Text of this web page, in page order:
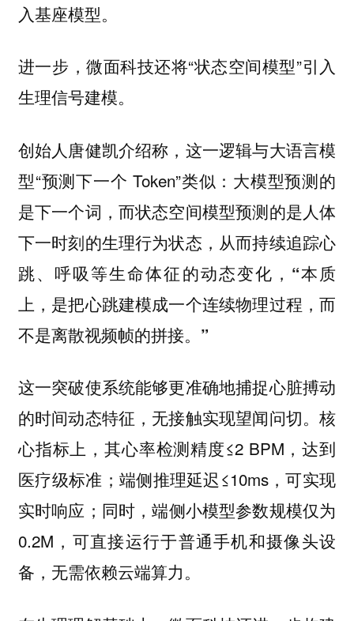
入基座模型。
进一步，微面科技还将“状态空间模型”引入
生理信号建模。
创始人唐健凯介绍称，这一逻辑与大语言模
型“预测下一个 Token”类似：大模型预测的
是下一个词，而状态空间模型预测的是人体
下一时刻的生理行为状态，从而持续追踪心
跳、呼吸等生命体征的动态变化， “本质
上，是把心跳建模成一个连续物理过程，而
不是离散视频帧的拼接。”
这一突破使系统能够更准确地捕捉心脏搏动
的时间动态特征，无接触实现望闻问切。核
心指标上，其心率检测精度≤2 BPM，达到
医疗级标准；端侧推理延迟≤10ms，可实现
实时响应；同时，端侧小模型参数规模仅为
0.2M，可直接运行于普通手机和摄像头设
备，无需依赖云端算力。